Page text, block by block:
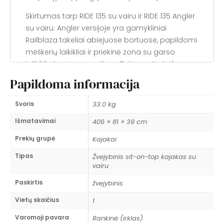
Skirtumas tarp RIDE 135 su vairu ir RIDE 135 Angler
su vairu: Angler versijoje yra gamykliniai
Railblaza takeliai abiejuose bortuose, papildomi
meškerių laikikliai ir priekinė zona su garso
ieškiklio bazės paruošimu. Tai ta pati platforma,
nuo pat gamyklos.
Pagrindiniai privalumai
✔Vairų sistema + Angler pakuotė
kombinacija žvejybiniuose kajokuose. Vairų
sistema leidžia išlaikyti kryptį be irklo
koregavimų, o Angler pakuotė suteikia visą
žvejybinės infrastruktūros pagrindą
gamykliniame lygyje.
✔ Pilna Railblaza takelių sistema
takeliai abiejuose bortuose nuo pečių iki galinės
Papildoma informacija
Svoris 33.0 kg
Išmatavimai 406 × 81 × 39 cm
Prekių grupė Kajakai
Tipas
Žvejybinis sit-on-top kajakas su
vairu
Paskirtis žvejybinis
Vietų skaičius 1
Varomoji pavara Rankinė (irklas)